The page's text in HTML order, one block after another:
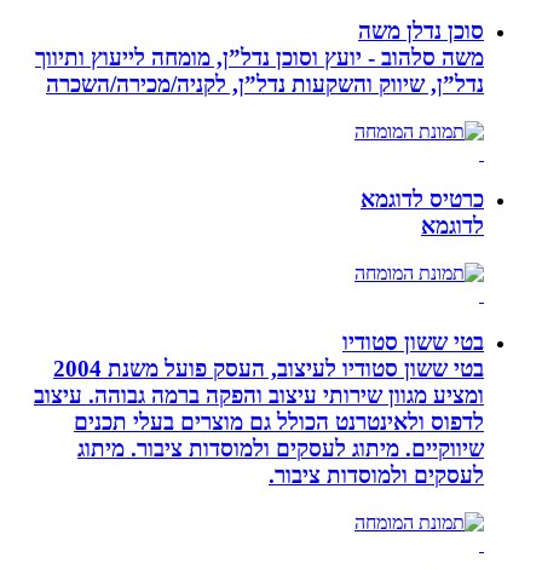
סוכן נדלן משה
משה סלהוב - יועץ וסוכן נדל”ן, מומחה לייעוץ ותיווך
נדל”ן, שיווק והשקעות נדל”ן, לקניה/מכירה/השכרה
כרטיס לדוגמא
לדוגמא
בטי ששון סטודיו
בטי ששון סטודיו לעיצוב, העסק פועל משנת 2004
ומציע מגוון שירותי עיצוב והפקה ברמה גבוהה. עיצוב
לדפוס ולאינטרנט הכולל גם מוצרים בעלי תכנים
שיווקיים. מיתוג לעסקים ולמוסדות ציבור. מיתוג
לעסקים ולמוסדות ציבור.